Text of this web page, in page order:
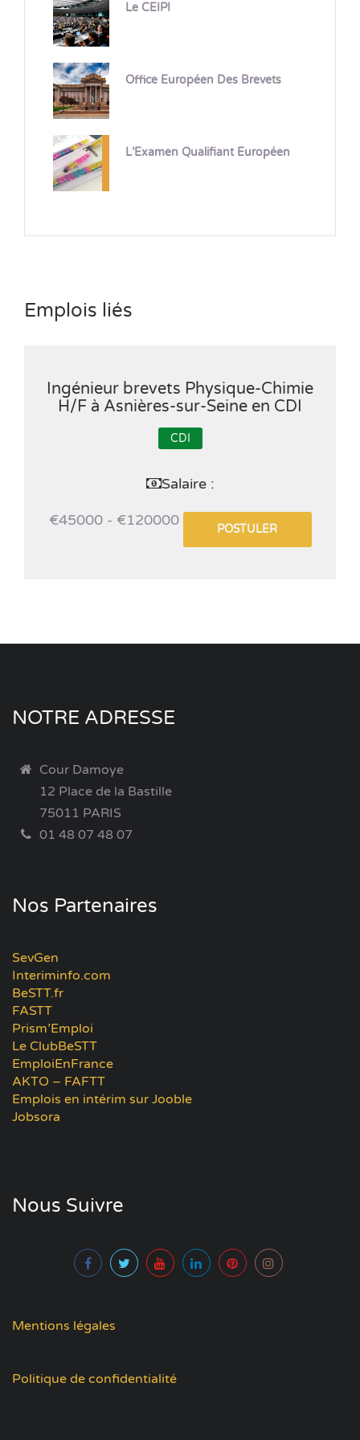
Le CEIPI
Office Européen Des Brevets
L’Examen Qualifiant Européen
Emplois liés
Ingénieur brevets Physique-Chimie
H/F à Asnières-sur-Seine en CDI
CDI
Salaire :
€45000 - €120000
POSTULER
NOTRE ADRESSE
Cour Damoye
12 Place de la Bastille
75011 PARIS
01 48 07 48 07
Nos Partenaires
SevGen
Interiminfo.com
BeSTT.fr
FASTT
Prism’Emploi
Le ClubBeSTT
EmploiEnFrance
AKTO – FAFTT
Emplois en intérim sur Jooble
Jobsora
Nous Suivre
Mentions légales
Politique de confidentialité